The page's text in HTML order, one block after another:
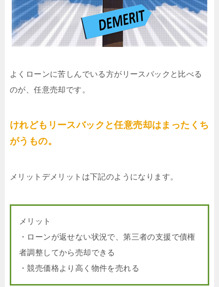
よくローンに苦しんでいる方がリースバックと比べる
のが、任意売却です。
けれどもリースバックと任意売却はまったくち
がうもの。
メリットデメリットは下記のようになります。
メリット
・ローンが返せない状況で、第三者の支援で債権
者調整してから売却できる
・競売価格より高く物件を売れる